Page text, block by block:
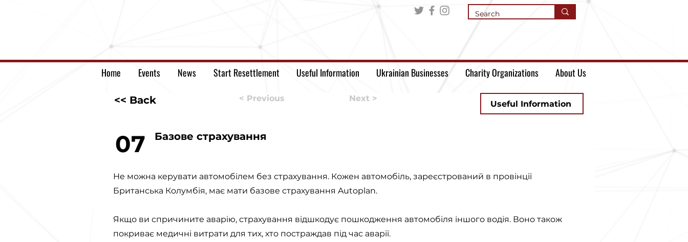
Home Events News Start Resettlement Useful Information Ukrainian Businesses Charity Organizations About Us
<< Back < Previous Next >
Useful Information
07 Базове страхування
Не можна керувати автомобілем без страхування. Кожен автомобіль, зареєстрований в провінції
Британська Колумбія, має мати базове страхування Autoplan.
Якщо ви спричините аварію, страхування відшкодує пошкодження автомобіля іншого водія. Воно також
покриває медичні витрати для тих, хто постраждав під час аварії.